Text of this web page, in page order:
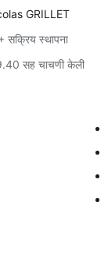
GRILLET
सक्रिय स्थापना
सह चाचणी केली